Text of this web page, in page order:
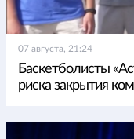
07 августа, 21:24
Баскетболисты
риска закрытия